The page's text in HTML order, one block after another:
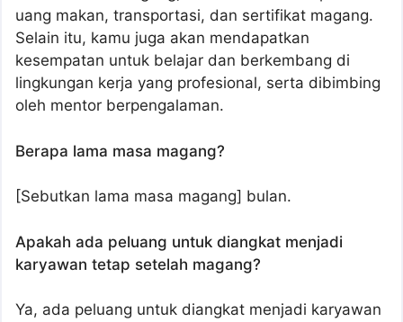
uang makan, transportasi, dan sertifikat magang.
Selain itu, kamu juga akan mendapatkan
kesempatan untuk belajar dan berkembang di
lingkungan kerja yang profesional, serta dibimbing
oleh mentor berpengalaman.
Berapa lama masa magang?
[Sebutkan lama masa magang] bulan.
Apakah ada peluang untuk diangkat menjadi
karyawan tetap setelah magang?
Ya, ada peluang untuk diangkat menjadi karyawan